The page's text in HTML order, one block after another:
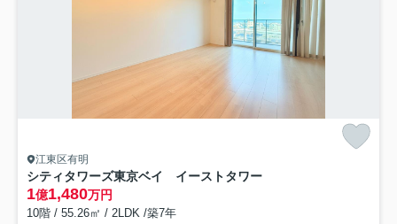
江東区有明
シティタワーズ東京ベイ イーストタワー
1億1,480万円
10階 / 55.26㎡ / 2LDK /築7年